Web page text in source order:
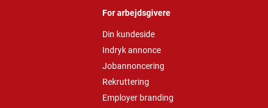
For arbejdsgivere
Din kundeside
Indryk annonce
Jobannoncering
Rekruttering
Employer branding